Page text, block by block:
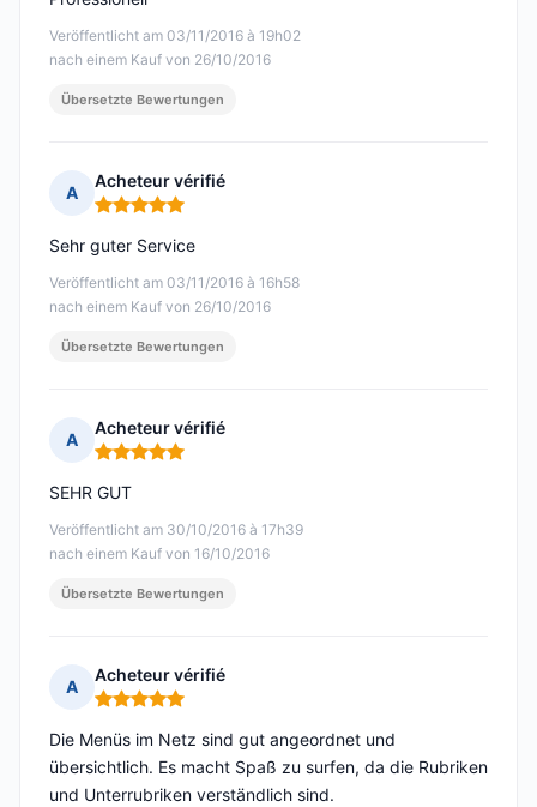
Veröffentlicht am 03/11/2016 à 19h02
nach einem Kauf von 26/10/2016
Übersetzte Bewertungen
A
Acheteur vérifié
Hinweis: 5 von 5
Veröffentlicht am 03/11/2016 à 16h58
nach einem Kauf von 26/10/2016
Sehr guter Service
Übersetzte Bewertungen
A
Acheteur vérifié
Hinweis: 5 von 5
Veröffentlicht am 30/10/2016 à 17h39
nach einem Kauf von 16/10/2016
SEHR GUT
Übersetzte Bewertungen
A
Acheteur vérifié
Hinweis: 5 von 5
Die Menüs im Netz sind gut angeordnet und
übersichtlich. Es macht Spaß zu surfen, da die Rubriken
und Unterrubriken verständlich sind.